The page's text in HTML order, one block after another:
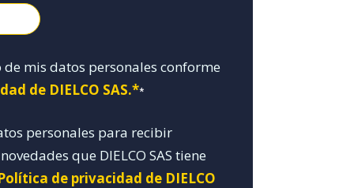
mis datos personales conforme
de DIELCO SAS.**
personales para recibir
que DIELCO SAS tiene
de privacidad de DIELCO